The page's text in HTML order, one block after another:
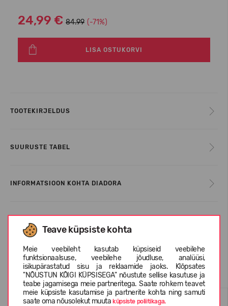
Teave küpsiste kohta
Meie veebileht kasutab küpsiseid veebilehe
funktsionaalsuse, veebilehe jõudluse, analüüsi,
isikupärastatud sisu ja reklaamide jaoks. Klõpsates
"NÕUSTUN KÕIGI KÜPSISEGA" nõustute sellise kasutuse ja
teabe jagamisega meie partneritega. Saate rohkem teavet
meie küpsiste kasutamise ja partnerite kohta ning samuti
saate oma nõusolekut muutaküpsiste poliitikaga.
24,99 € 84.99 (-71%)
LISA OSTUKORVI
TOOTEKIRJELDUS
SUURUSTE TABEL
INFORMATSIOON KOHTA DIADORA
Sarnased tooted